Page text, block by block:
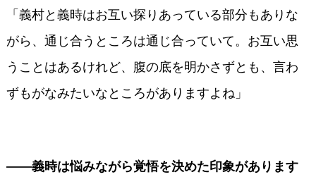
「義村と義時はお互い探りあっている部分もありな
がら、通じ合うところは通じ合っていて。お互い思
うことはあるけれど、腹の底を明かさずとも、言わ
ずもがなみたいなところがありますよね」
――義時は悩みながら覚悟を決めた印象があります